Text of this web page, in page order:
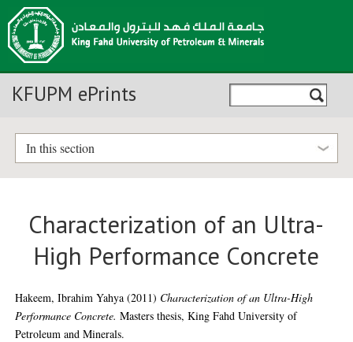
KFUPM ePrints
In this section
Characterization of an Ultra-
High Performance Concrete
Hakeem, Ibrahim Yahya (2011) Characterization of an Ultra-High
Performance Concrete. Masters thesis, King Fahd University of
Petroleum and Minerals.